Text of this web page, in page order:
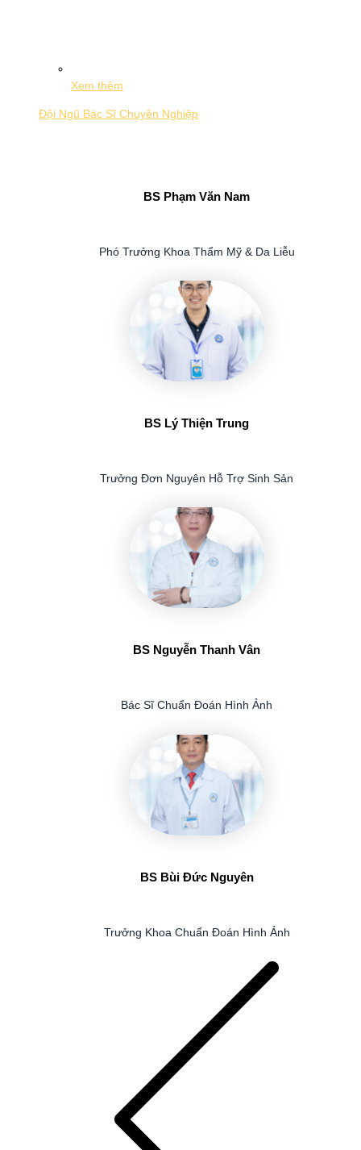
Xem thêm
Đội Ngũ Bác Sĩ Chuyên Nghiệp
BS Phạm Văn Nam
Phó Trưởng Khoa Thẩm Mỹ & Da Liễu
BS Lý Thiện Trung
Trưởng Đơn Nguyên Hỗ Trợ Sinh Sản
BS Nguyễn Thanh Vân
Bác Sĩ Chuẩn Đoán Hình Ảnh
BS Bùi Đức Nguyên
Trưởng Khoa Chuẩn Đoán Hình Ảnh